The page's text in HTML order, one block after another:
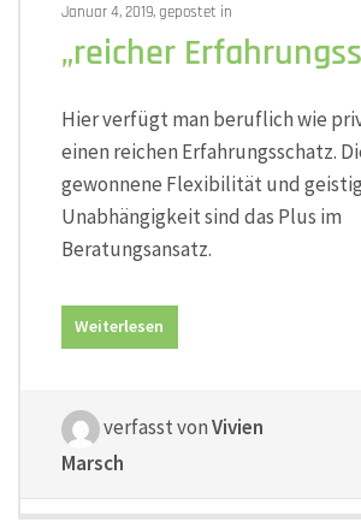
Januar 4, 2019, gepostet in
„reicher
Hier verfügt man beruflich wie
einen reichen Erfahrungsschatz.
gewonnene Flexibilität und
Unabhängigkeit sind das Plus im
Beratungsansatz.
Weiterlesen
verfasst vonVivien
Marsch